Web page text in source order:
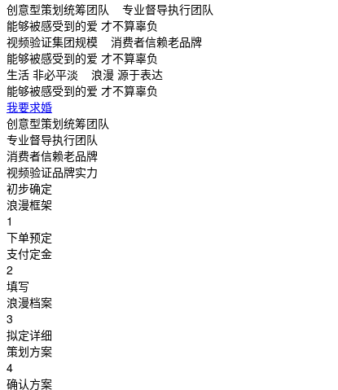
创意型策划统筹团队 专业督导执行团队
能够被感受到的爱 才不算辜负
视频验证集团规模 消费者信赖老品牌
能够被感受到的爱 才不算辜负
生活 非必平淡 浪漫 源于表达
能够被感受到的爱 才不算辜负
我要求婚
创意型策划统筹团队
专业督导执行团队
消费者信赖老品牌
视频验证品牌实力
初步确定
浪漫框架
1
下单预定
支付定金
2
填写
浪漫档案
3
拟定详细
策划方案
4
确认方案